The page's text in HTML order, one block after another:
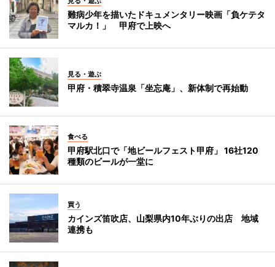
難病少年を描いたドキュメンタリー映画「負ケテタ
マルカ！」 甲府で上映へ
見る・遊ぶ
甲府・積翠寺温泉「坐忘庵」、新体制で再始動
食べる
甲府駅北口で「地ビールフェスト甲府」 16社120
種類のビールが一堂に
買う
カインズ笛吹店、山梨県内10年ぶりの出店 地域
連携も